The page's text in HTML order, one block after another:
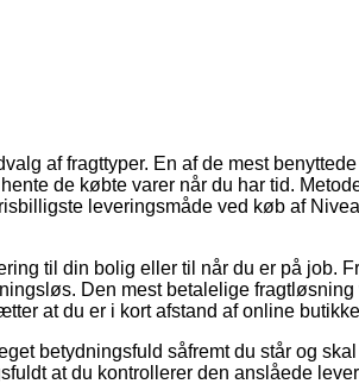
af fragttyper. En af de mest
de købte varer når du har tid.
leveringsmåde ved køb af Nivea
til din bolig eller til når du er på job.
Den mest betalelige fragtløsning
at du er i kort afstand af online
betydningsfuld såfremt du står og
at du kontrollerer den anslåede